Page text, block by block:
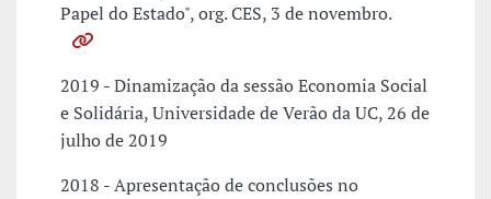
Papel do Estado", org. CES, 3 de novembro.
2019 - Dinamização da sessão Economia Social
e Solidária, Universidade de Verão da UC, 26 de
julho de 2019
2018 - Apresentação de conclusões no